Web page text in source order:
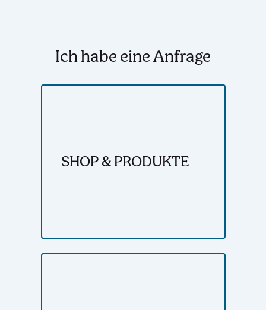
Ich habe eine Anfrage
SHOP & PRODUKTE